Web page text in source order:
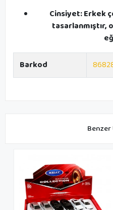
Cinsiyet: Erkek
tasarlanmıştır,
Barkod